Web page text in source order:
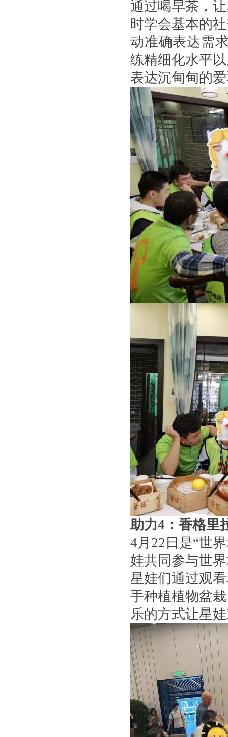
通过喝早茶，
时学会基本的
动准确表达需
练精细化水平
表达沉甸甸的
助力4：香格里
4月22日是“世
娃共同参与世
星娃们通过观
手种植植物盆
乐的方式让星